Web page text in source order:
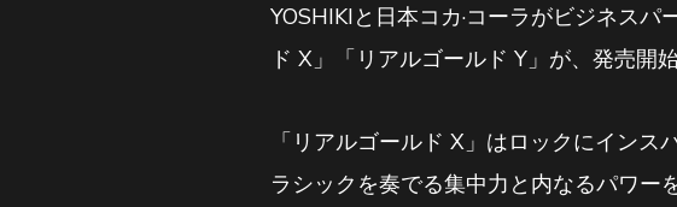
YOSHIKIと日本コカ·コーラがビジネス
ド X」「リアルゴールド Y」が、発売開
「リアルゴールド X」はロックにイン
ラシックを奏でる集中力と内なるパワー